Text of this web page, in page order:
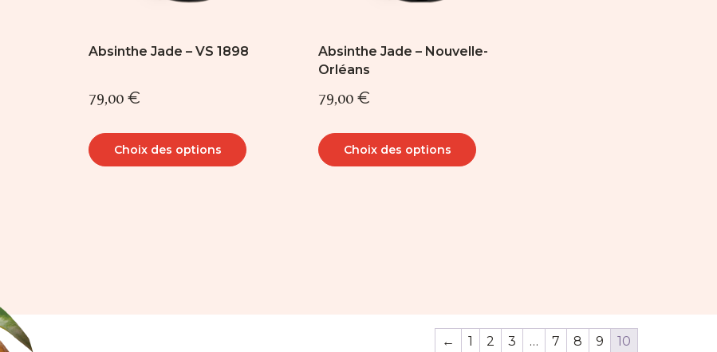
Absinthe Jade – VS 1898
79,00 €
Choix des options
Absinthe Jade – Nouvelle-
Orléans
79,00 €
Choix des options
← 1 2 3 … 7 8 9 10